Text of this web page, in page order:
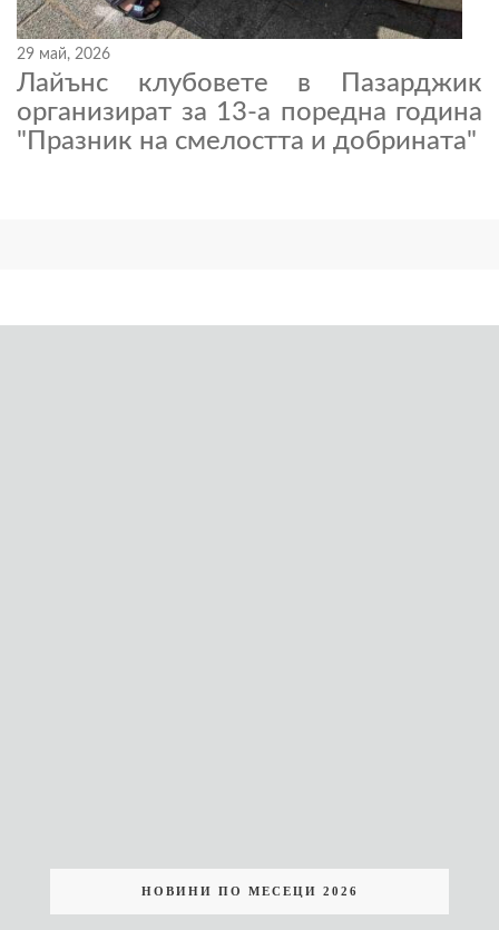
29 май, 2026
Лайънс клубовете в Пазарджик
организират за 13-а поредна година
"Празник на смелостта и добрината"
НОВИНИ ПО МЕСЕЦИ 2026